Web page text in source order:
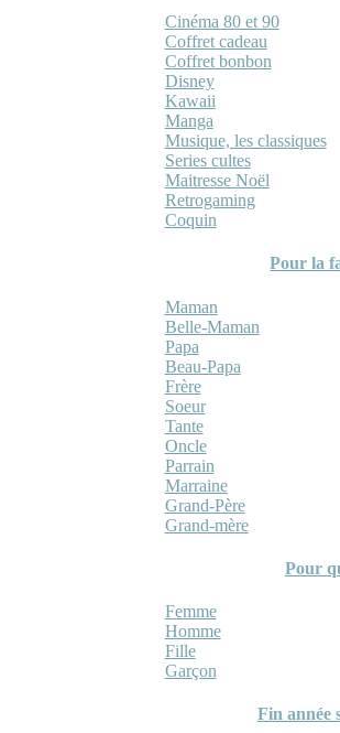
Cinéma 80 et 90
Coffret cadeau
Coffret bonbon
Disney
Kawaii
Manga
Musique, les classiques
Series cultes
Maitresse Noël
Retrogaming
Coquin
Pour la
Maman
Belle-Maman
Papa
Beau-Papa
Frère
Soeur
Tante
Oncle
Parrain
Marraine
Grand-Père
Grand-mère
Pour
Femme
Homme
Fille
Garçon
Fin année